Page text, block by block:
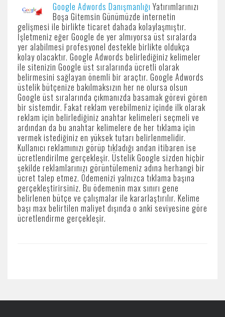
Google Adwords Danışmanlığı Yatırımlarınızı
Boşa Gitemsin Günümüzde internetin
gelişmesi ile birlikte ticaret dahada kolaylaşmıştır.
İşletmeniz eğer Google de yer almıyorsa üst sıralarda
yer alabilmesi profesyonel destekle birlikte oldukça
kolay olacaktır. Google Adwords belirlediğiniz kelimeler
ile sitenizin Google üst sıralarında ücretli olarak
belirmesini sağlayan önemli bir araçtır. Google Adwords
üstelik bütçenize bakılmaksızın her ne olursa olsun
Google üst sıralarında çıkmanızda basamak görevi gören
bir sistemdir. Fakat reklam verebilmeniz içinde ilk olarak
reklam için belirlediğiniz anahtar kelimeleri seçmeli ve
ardından da bu anahtar kelimelere de her tıklama için
vermek istediğiniz en yüksek tutarı belirlenmelidir.
Kullanıcı reklamınızı görüp tıkladığı andan itibaren ise
ücretlendirilme gerçekleşir. Üstelik Google sizden hiçbir
şekilde reklamlarınızı görüntülemeniz adına herhangi bir
ücret talep etmez. Ödemenizi yalnızca tıklama başına
gerçekleştirirsiniz. Bu ödemenin max sınırı gene
belirlenen bütçe ve çalışmalar ile kararlaştırılır. Kelime
başı max belirtilen maliyet dışında o anki seviyesine göre
ücretlendirme gerçekleşir.